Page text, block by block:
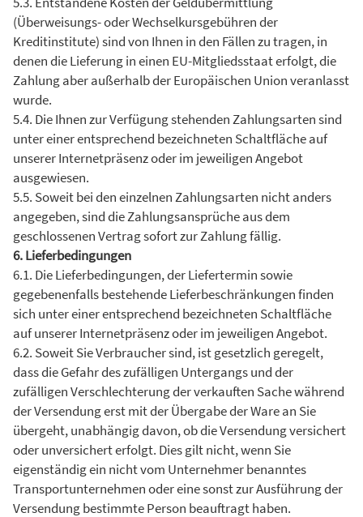
(Überweisungs- oder Wechselkursgebühren der
Kreditinstitute) sind von Ihnen in den Fällen zu tragen, in
denen die Lieferung in einen EU-Mitgliedsstaat erfolgt, die
Zahlung aber außerhalb der Europäischen Union veranlasst
wurde.
5.4. Die Ihnen zur Verfügung stehenden Zahlungsarten sind
unter einer entsprechend bezeichneten Schaltfläche auf
unserer Internetpräsenz oder im jeweiligen Angebot
ausgewiesen.
5.5. Soweit bei den einzelnen Zahlungsarten nicht anders
angegeben, sind die Zahlungsansprüche aus dem
geschlossenen Vertrag sofort zur Zahlung fällig.
6. Lieferbedingungen
6.1. Die Lieferbedingungen, der Liefertermin sowie
gegebenenfalls bestehende Lieferbeschränkungen finden
sich unter einer entsprechend bezeichneten Schaltfläche
auf unserer Internetpräsenz oder im jeweiligen Angebot.
6.2. Soweit Sie Verbraucher sind, ist gesetzlich geregelt,
dass die Gefahr des zufälligen Untergangs und der
zufälligen Verschlechterung der verkauften Sache während
der Versendung erst mit der Übergabe der Ware an Sie
übergeht, unabhängig davon, ob die Versendung versichert
oder unversichert erfolgt. Dies gilt nicht, wenn Sie
eigenständig ein nicht vom Unternehmer benanntes
Transportunternehmen oder eine sonst zur Ausführung der
Versendung bestimmte Person beauftragt haben.